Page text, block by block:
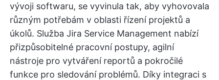
vývoji softwaru, se vyvinula tak, aby vyhovovala
různým potřebám v oblasti řízení projektů a
úkolů. Služba Jira Service Management nabízí
přizpůsobitelné pracovní postupy, agilní
nástroje pro vytváření reportů a pokročilé
funkce pro sledování problémů. Díky integraci s